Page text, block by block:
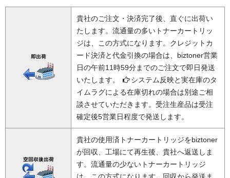
貴社のご注文・決済完了後、直ぐに出荷い
たします。流通量の多いトナーカートリッ
ジは、この方式になります。クレジットカ
ード決済と代金引換の場合は、biztoner営業
日の午前11時59分までのご注文で即日発送
いたします。
システム反映と実在庫のタ
イムラグによる在庫切れの場合は別途ご相
談させていただきます。受注生産品は受注
確定後5営業日程度で発送します。
貴社の使用済トナーカートリッジをbiztoner
が回収、工場にて再生後、貴社へ返送しま
す。流通量の少ないトナーカートリッジ
は、この方式になります。回収から発送ま